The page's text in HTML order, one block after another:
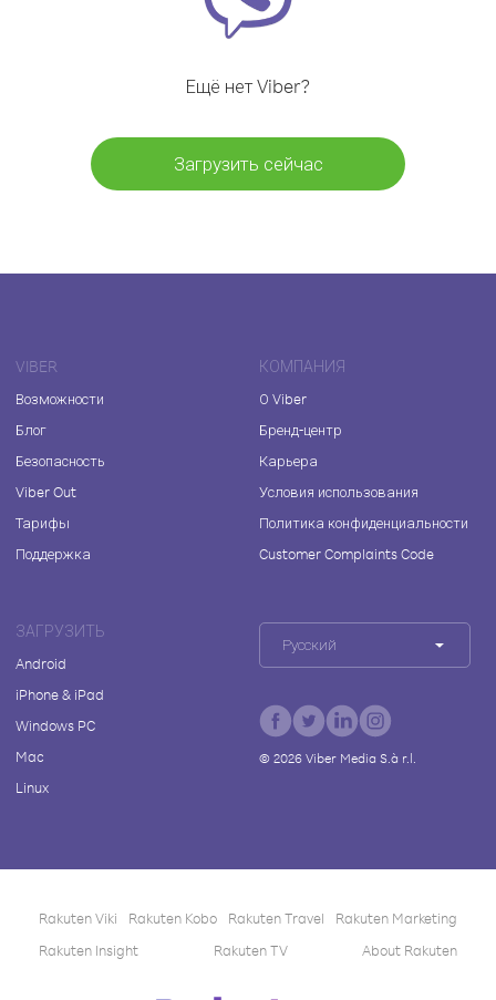
Ещё нет Viber?
Загрузить сейчас
VIBER
Возможности
Блог
Безопасность
Viber Out
Тарифы
Поддержка
КОМПАНИЯ
О Viber
Бренд-центр
Карьера
Условия использования
Политика конфиденциальности
Customer Complaints Code
ЗАГРУЗИТЬ
Android
iPhone & iPad
Windows PC
Mac
Linux
Русский
© 2026Viber Media S.à r.l.
Rakuten Viki Rakuten Kobo Rakuten Travel
Rakuten Marketing
Rakuten Insight
Rakuten TV About Rakuten